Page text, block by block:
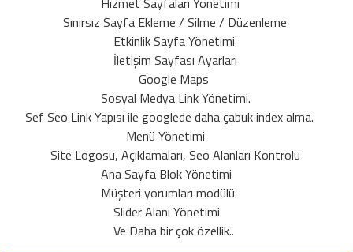
Sınırsız Sayfa Ekleme / Silme / Düzenleme
Etkinlik Sayfa Yönetimi
İletişim Sayfası Ayarları
Google Maps
Sosyal Medya Link Yönetimi.
Sef Seo Link Yapısı ile googlede daha çabuk index alma.
Menü Yönetimi
Site Logosu, Açıklamaları, Seo Alanları Kontrolu
Ana Sayfa Blok Yönetimi
Müşteri yorumları modülü
Slider Alanı Yönetimi
Ve Daha bir çok özellik..